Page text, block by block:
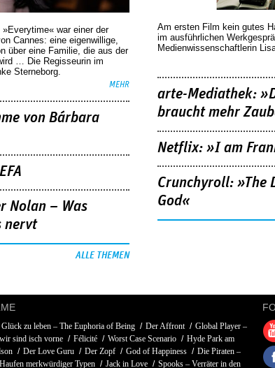
war einer der
Cannes: eine eigenwillige,
über eine ­Familie, die aus der
… Die Regisseurin im
Sterneborg.
MEHR
von Bárbara
Nolan – Was
nervt
ALLE THEMEN
Am ersten Film kein gutes
im ausführlichen
Medienwissenschaftlerin
arte-Mediathek:
braucht mehr
Netflix: »I am
Crunchyroll: »The
God«
zu leben – The Euphoria of Being Der Affront
Global Player –
sind isch vorne
Félicité Worst Case Scenario
Hyde Park am
Der Love Guru Der Zopf God of Happiness
Die Piraten –
merkwürdiger Typen
Jack in Love Spooks – Verräter in den